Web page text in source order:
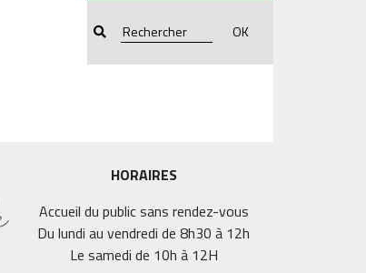
OK
HORAIRES
Accueil du public sans rendez-vous
Du lundi au vendredi de 8h30 à 12h
Le samedi de 10h à 12H